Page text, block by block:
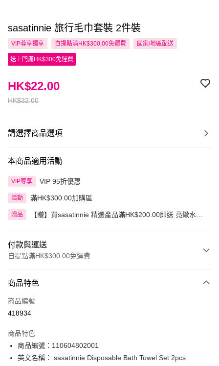
sasatinnie 旅行毛巾套裝 2件裝
VIP尊享獨享 自提點滿HK$300.00免運費 國家/地區配送
送上門滿HK$300免運費
HK$32.00
HK$22.00
請選擇商品選項
本商品適用活動
VIP尊享 VIP 95折優惠
活動 滿HK$300.00加購區
贈品
【贈】買sasatinnie 精選產品滿HK$200.00即送 亮緻水嫩
付款與運送
自提點滿HK$300.00免運費
信用卡
Apple Pay
PayMe
WeChat Pay
商品特色
商品編號
418934
商品特色
商品編號：110604802001
英文名稱： sasatinnie Disposable Bath Towel Set 2pcs